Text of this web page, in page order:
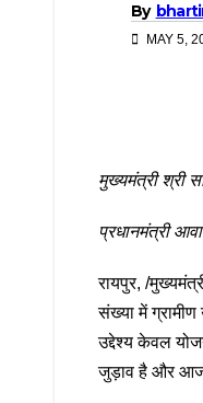
By
MAY 5,
मुख्यमंत्री श्री
प्रधानमंत्री
रायपुर, /
संख्या में
उद्देश्य केवल
जुड़ाव है और आज